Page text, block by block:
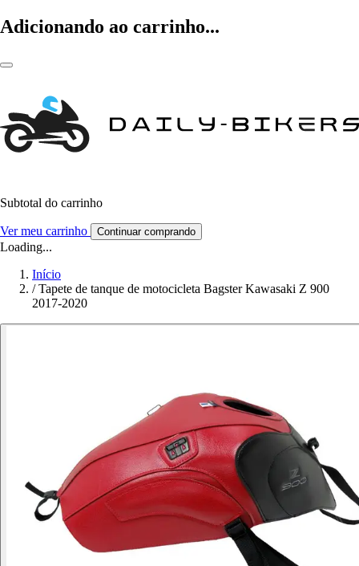
Adicionando ao carrinho...
Subtotal do carrinho
Ver meu carrinho Continuar comprando
Loading...
Início
/ Tapete de tanque de motocicleta Bagster Kawasaki Z 900
2017-2020